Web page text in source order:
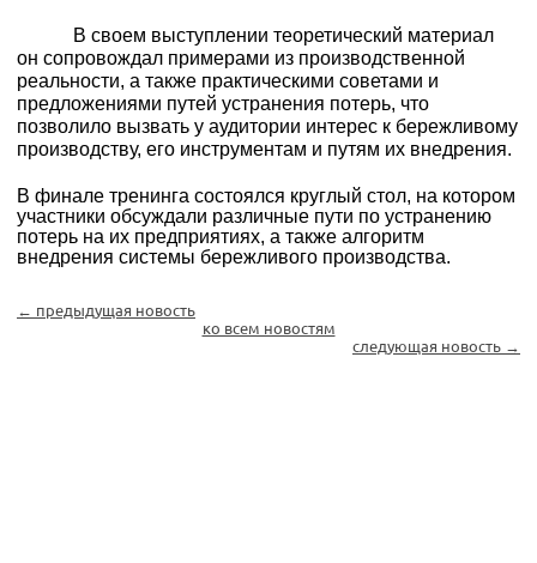
В своем выступлении теоретический материал
он сопровождал примерами из производственной
реальности, а также практическими советами и
предложениями путей устранения потерь, что
позволило вызвать у аудитории интерес к бережливому
производству, его инструментам и путям их внедрения.
В финале тренинга состоялся круглый стол, на котором
участники обсуждали различные пути по устранению
потерь на их предприятиях, а также алгоритм
внедрения системы бережливого производства.
← предыдущая новость
ко всем новостям
следующая новость →